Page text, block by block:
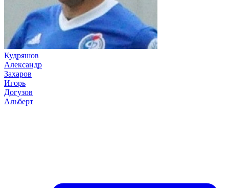
Кудряшов
Александр
Захаров
Игорь
Догузов
Альберт